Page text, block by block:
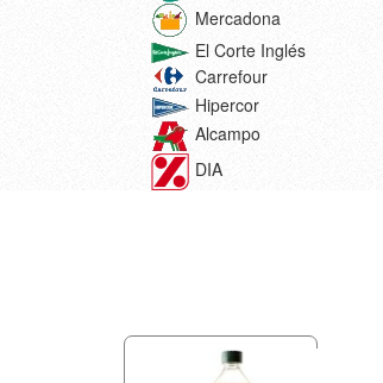
Mercadona
El Corte Inglés
Carrefour
Hipercor
Alcampo
DIA